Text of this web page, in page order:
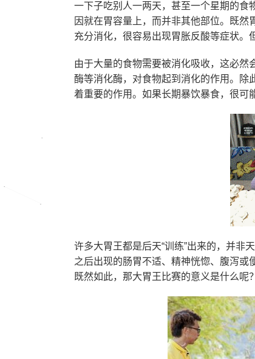
一下子吃别人一两天，甚至一个星期的食
因就在胃容量上，而并非其他部位。既
充分消化，很容易出现胃胀反酸等症状。
由于大量的食物需要被消化吸收，这必
酶等消化酶，对食物起到消化的作用。除
着重要的作用。如果长期暴饮暴食，很可
许多大胃王都是后天“训练”出来的，并非
之后出现的肠胃不适、精神恍惚、腹泻或
既然如此，那大胃王比赛的意义是什么呢？